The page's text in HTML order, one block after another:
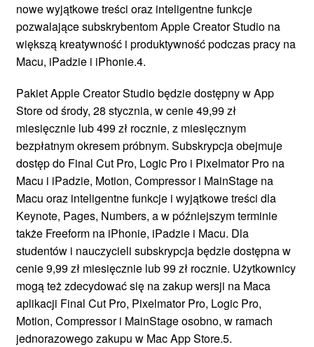
nowe wyjątkowe treści oraz inteligentne funkcje
pozwalające subskrybentom Apple Creator Studio na
większą kreatywność i produktywność podczas pracy na
Macu, iPadzie i iPhonie.4.
Pakiet Apple Creator Studio będzie dostępny w App
Store od środy, 28 stycznia, w cenie 49,99 zł
miesięcznie lub 499 zł rocznie, z miesięcznym
bezpłatnym okresem próbnym. Subskrypcja obejmuje
dostęp do Final Cut Pro, Logic Pro i Pixelmator Pro na
Macu i iPadzie, Motion, Compressor i MainStage na
Macu oraz inteligentne funkcje i wyjątkowe treści dla
Keynote, Pages, Numbers, a w późniejszym terminie
także Freeform na iPhonie, iPadzie i Macu. Dla
studentów i nauczycieli subskrypcja będzie dostępna w
cenie 9,99 zł miesięcznie lub 99 zł rocznie. Użytkownicy
mogą też zdecydować się na zakup wersji na Maca
aplikacji Final Cut Pro, Pixelmator Pro, Logic Pro,
Motion, Compressor i MainStage osobno, w ramach
jednorazowego zakupu w Mac App Store.5.